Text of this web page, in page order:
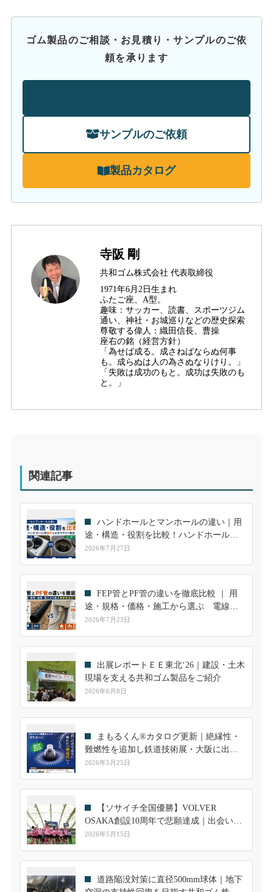
ゴム製品のご相談・お見積り・サンプルのご依
頼を承ります
サンプルのご依頼
製品カタログ
寺阪 剛
共和ゴム株式会社 代表取締役
1971年6月2日生まれ
ふたご座、A型。
趣味：サッカー、読書、スポーツジム
通い、神社・お城巡りなどの歴史探索
尊敬する偉人：織田信長、曹操
座右の銘（経営方針）
「為せば成る。成さねばならぬ何事
も。成らぬは人の為さぬなりけり。」
「失敗は成功のもと。成功は失敗のも
と。」
関連記事
ハンドホールとマンホールの違い｜用
途・構造・役割を比較！ハンドホール用
継手も解説
2026年7月27日
FEP管とPF管の違いを徹底比較 ｜ 用
途・規格・価格・施工から選ぶ 電線管
選定ガイド
2026年7月23日
出展レポートＥＥ東北‘26｜建設・土木
現場を支える共和ゴム製品をご紹介
2026年6月8日
まもるくん®カタログ更新｜絶縁性・
難燃性を追加し鉄道技術展・大阪に出展
します
2026年5月25日
【ソサイチ全国優勝】VOLVER
OSAKA創設10周年で悲願達成｜出会いが
繋いだ共和ゴムとのご縁
2026年5月15日
道路陥没対策に直径500mm球体｜地下